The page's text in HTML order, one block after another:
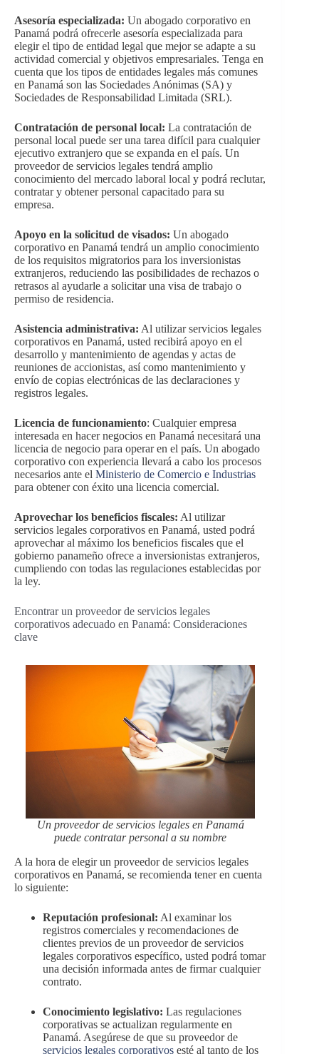
Asesoría especializada: Un abogado corporativo en
Panamá podrá ofrecerle asesoría especializada para
elegir el tipo de entidad legal que mejor se adapte a su
actividad comercial y objetivos empresariales. Tenga en
cuenta que los tipos de entidades legales más comunes
en Panamá son las Sociedades Anónimas (SA) y
Sociedades de Responsabilidad Limitada (SRL).
Contratación de personal local: La contratación de
personal local puede ser una tarea difícil para cualquier
ejecutivo extranjero que se expanda en el país. Un
proveedor de servicios legales tendrá amplio
conocimiento del mercado laboral local y podrá reclutar,
contratar y obtener personal capacitado para su
empresa.
Apoyo en la solicitud de visados: Un abogado
corporativo en Panamá tendrá un amplio conocimiento
de los requisitos migratorios para los inversionistas
extranjeros, reduciendo las posibilidades de rechazos o
retrasos al ayudarle a solicitar una visa de trabajo o
permiso de residencia.
Asistencia administrativa: Al utilizar servicios legales
corporativos en Panamá, usted recibirá apoyo en el
desarrollo y mantenimiento de agendas y actas de
reuniones de accionistas, así como mantenimiento y
envío de copias electrónicas de las declaraciones y
registros legales.
Licencia de funcionamiento: Cualquier empresa
interesada en hacer negocios en Panamá necesitará una
licencia de negocio para operar en el país. Un abogado
corporativo con experiencia llevará a cabo los procesos
necesarios ante el Ministerio de Comercio e Industrias
para obtener con éxito una licencia comercial.
Aprovechar los beneficios fiscales: Al utilizar
servicios legales corporativos en Panamá, usted podrá
aprovechar al máximo los beneficios fiscales que el
gobierno panameño ofrece a inversionistas extranjeros,
cumpliendo con todas las regulaciones establecidas por
la ley.
Encontrar un proveedor de servicios legales
corporativos adecuado en Panamá: Consideraciones
clave
Un proveedor de servicios legales en Panamá
puede contratar personal a su nombre
A la hora de elegir un proveedor de servicios legales
corporativos en Panamá, se recomienda tener en cuenta
lo siguiente:
Reputación profesional: Al examinar los
registros comerciales y recomendaciones de
clientes previos de un proveedor de servicios
legales corporativos específico, usted podrá tomar
una decisión informada antes de firmar cualquier
contrato.
Conocimiento legislativo: Las regulaciones
corporativas se actualizan regularmente en
Panamá. Asegúrese de que su proveedor de
servicios legales corporativos esté al tanto de los